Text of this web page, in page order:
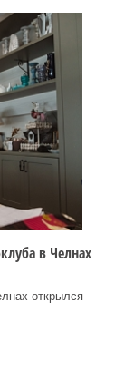
в Челнах
открылся